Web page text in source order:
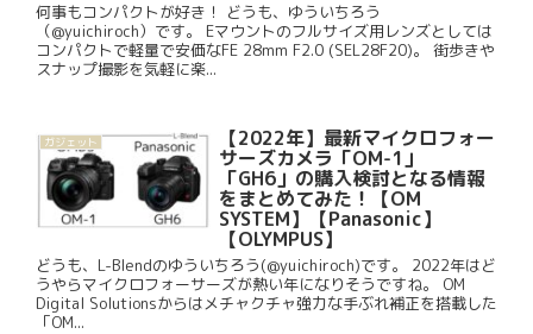
何事もコンパクトが好き！ どうも、ゆういちろう
（@yuichiroch）です。 Eマウントのフルサイズ用レンズとしては
コンパクトで軽量で安価なFE 28mm F2.0 (SEL28F20)。 街歩きや
スナップ撮影を気軽に楽...
ガジェット 【2022年】最新マイクロフォー
サーズカメラ「OM-1」
「GH6」の購入検討となる情報
をまとめてみた！【OM
SYSTEM】【Panasonic】
【OLYMPUS】
どうも、L-Blendのゆういちろう(@yuichiroch)です。 2022年はど
うやらマイクロフォーサーズが熱い年になりそうですね。 OM
Digital Solutionsからはメチャクチャ強力な手ぶれ補正を搭載した
「OM...